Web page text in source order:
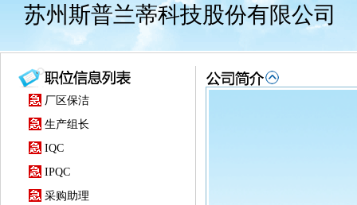
苏州斯普兰蒂科技股份有限公司
厂区保洁
生产组长
IQC
IPQC
采购助理